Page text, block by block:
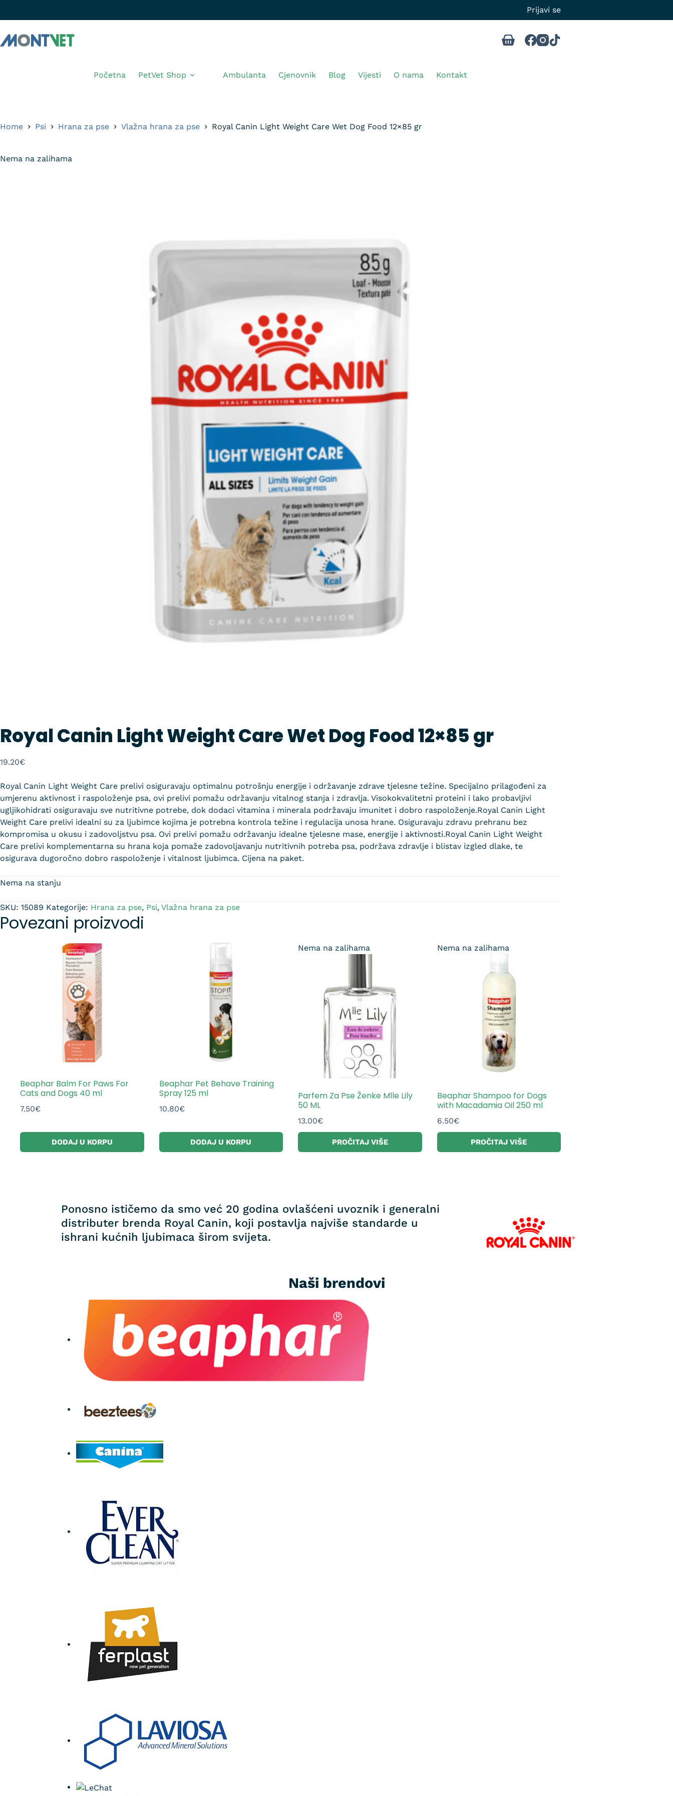
Prijavi se
Početna PetVet Shop Ambulanta Cjenovnik Blog Vijesti O nama Kontakt
Home Psi Hrana za pse Vlažna hrana za pse Royal Canin Light Weight Care Wet Dog Food 12×85 gr
Nema na zalihama
Royal Canin Light Weight Care Wet Dog Food 12×85 gr
19.20€
Royal Canin Light Weight Care prelivi osiguravaju optimalnu potrošnju energije i održavanje zdrave tjelesne težine. Specijalno prilagođeni za
umjerenu aktivnost i raspoloženje psa, ovi prelivi pomažu održavanju vitalnog stanja i zdravlja. Visokokvalitetni proteini i lako probavljivi
ugljikohidrati osiguravaju sve nutritivne potrebe, dok dodaci vitamina i minerala podržavaju imunitet i dobro raspoloženje.Royal Canin Light
Weight Care prelivi idealni su za ljubimce kojima je potrebna kontrola težine i regulacija unosa hrane. Osiguravaju zdravu prehranu bez
kompromisa u okusu i zadovoljstvu psa. Ovi prelivi pomažu održavanju idealne tjelesne mase, energije i aktivnosti.Royal Canin Light Weight
Care prelivi komplementarna su hrana koja pomaže zadovoljavanju nutritivnih potreba psa, podržava zdravlje i blistav izgled dlake, te
osigurava dugoročno dobro raspoloženje i vitalnost ljubimca. Cijena na paket.
Nema na stanju
SKU: 15089 Kategorije: Hrana za pse, Psi, Vlažna hrana za pse
Povezani proizvodi
Beaphar Balm For Paws For
Cats and Dogs 40 ml
7.50€
DODAJ U KORPU
Beaphar Pet Behave Training
Spray 125 ml
10.80€
DODAJ U KORPU
Nema na zalihama
Parfem Za Pse Ženke Mlle Lily
50 ML
13.00€
PROČITAJ VIŠE
Nema na zalihama
Beaphar Shampoo for Dogs
with Macadamia Oil 250 ml
6.50€
PROČITAJ VIŠE
Ponosno ističemo da smo već 20 godina ovlašćeni uvoznik i generalni
distributer brenda Royal Canin, koji postavlja najviše standarde u
ishrani kućnih ljubimaca širom svijeta.
Naši brendovi